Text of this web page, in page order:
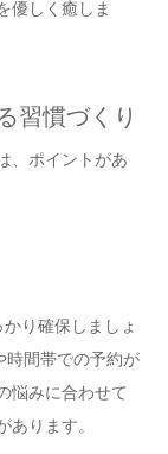
優しく癒しま
習慣づくり
、ポイントがあ
り確保しましょ
時間帯での予約が
悩みに合わせて
ります。